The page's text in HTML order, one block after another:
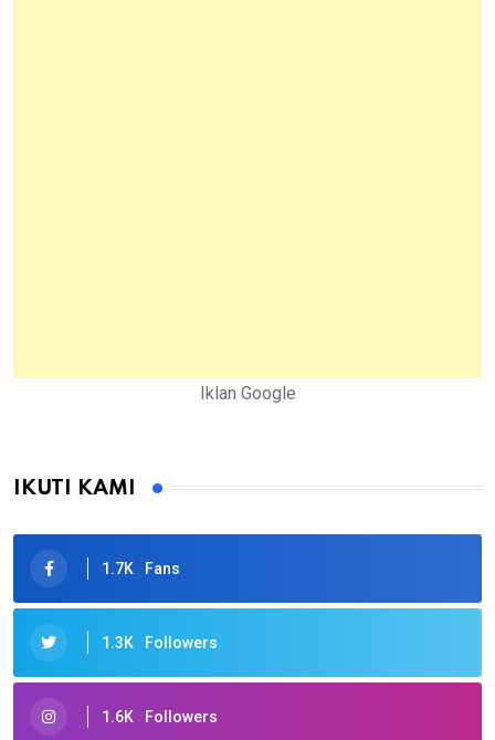
Iklan Google
IKUTI KAMI
1.7K Fans
1.3K Followers
1.6K Followers